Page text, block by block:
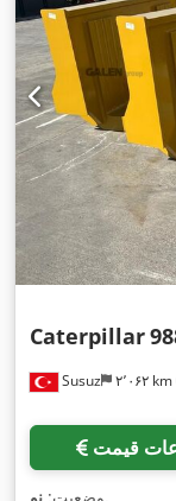
Susuz ۲٬۰۶۲ km
Caterpillar
قیمت